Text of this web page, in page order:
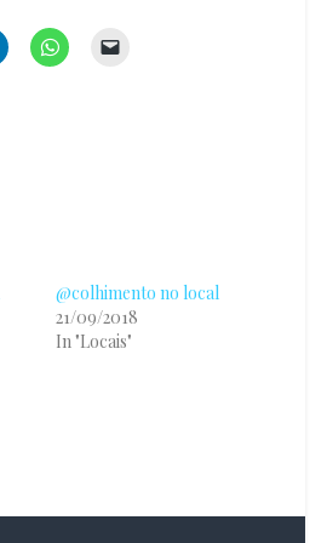
@colhimento no local
21/09/2018
In "Locais"